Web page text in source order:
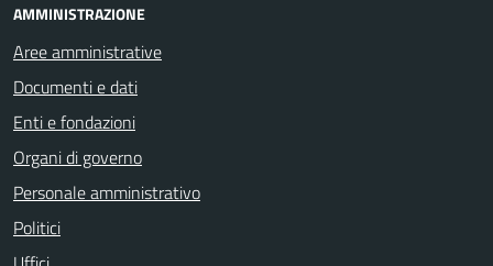
AMMINISTRAZIONE
Aree amministrative
Documenti e dati
Enti e fondazioni
Organi di governo
Personale amministrativo
Politici